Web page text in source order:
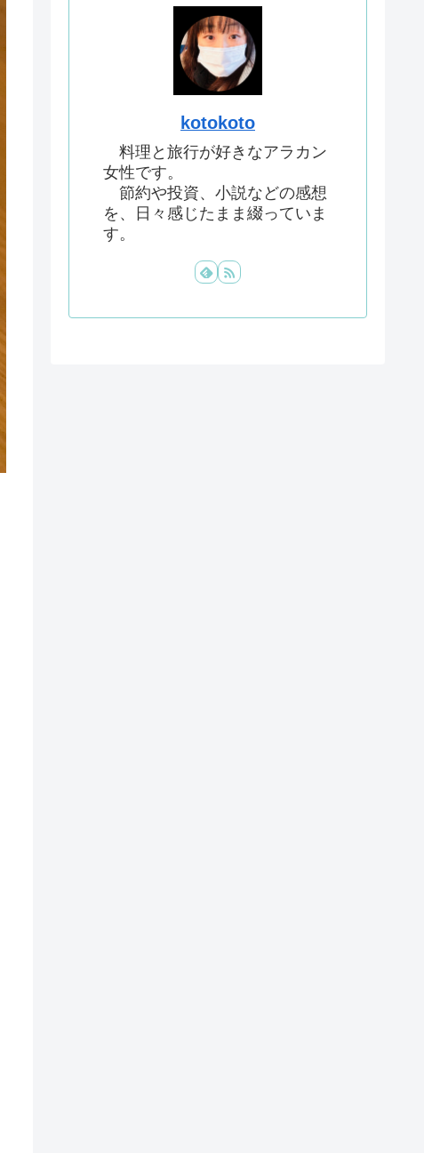
kotokoto
料理と旅行が好きなアラカン
女性です。
節約や投資、小説などの感想
を、日々感じたまま綴っていま
す。